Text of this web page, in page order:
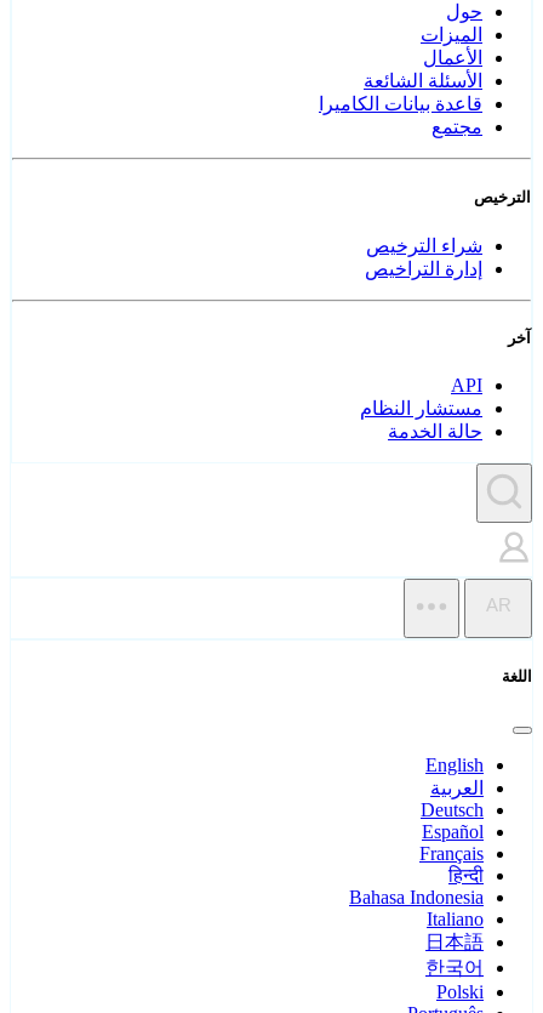
حول
الميزات
الأعمال
الأسئلة الشائعة
قاعدة بيانات الكاميرا
مجتمع
الترخيص
شراء الترخيص
إدارة التراخيص
آخر
API
مستشار النظام
حالة الخدمة
AR
اللغة
English
العربية
Deutsch
Español
Français
हिन्दी
Bahasa Indonesia
Italiano
日本語
한국어
Polski